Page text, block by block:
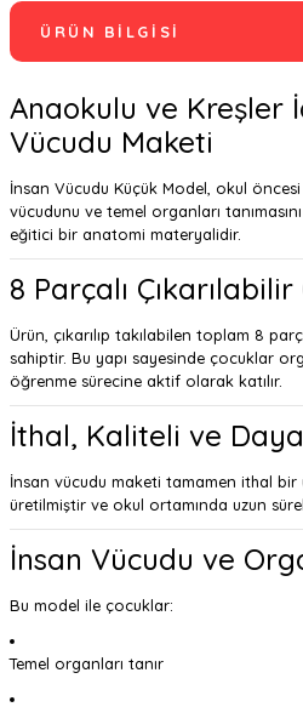
ÜRÜN BILGISI
Anaokulu ve Kreşler
Vücudu Maketi
İnsan Vücudu Küçük Model, okul
vücudunu ve temel organları
eğitici bir anatomi materyalidir.
8 Parçalı Çıkarılabilir
Ürün, çıkarılıp takılabilen toplam 8
sahiptir. Bu yapı sayesinde çocuklar
öğrenme sürecine aktif olarak katılır.
İthal, Kaliteli ve
İnsan vücudu maketi tamamen ithal bir
üretilmiştir ve okul ortamında uzun
İnsan Vücudu ve
Bu model ile çocuklar:
Temel organları tanır